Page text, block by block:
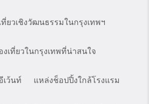
ยวเชิงวัฒนธรรมในกรุงเทพฯ
เที่ยวในกรุงเทพที่น่าสนใจ
ว้นท์ แหล่งช็อปปิ้งใกล้โรงแรม